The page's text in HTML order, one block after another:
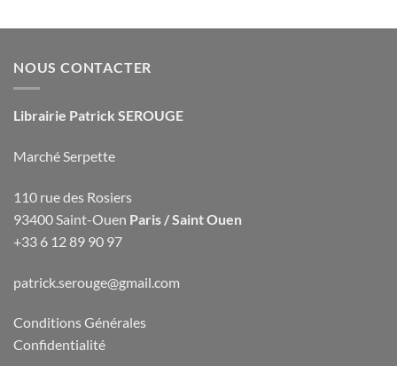
NOUS CONTACTER
Librairie Patrick SEROUGE
Marché Serpette
110 rue des Rosiers
93400 Saint-Ouen Paris / Saint Ouen
+33 6 12 89 90 97
patrick.serouge@gmail.com
Conditions Générales
Confidentialité